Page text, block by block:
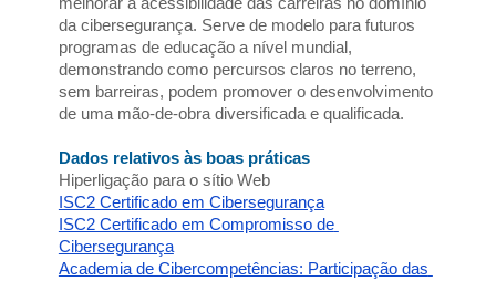
melhorar a acessibilidade das carreiras no domínio
da cibersegurança. Serve de modelo para futuros
programas de educação a nível mundial,
demonstrando como percursos claros no terreno,
sem barreiras, podem promover o desenvolvimento
de uma mão-de-obra diversificada e qualificada.
Dados relativos às boas práticas
Hiperligação para o sítio Web
ISC2 Certificado em Cibersegurança
ISC2 Certificado em Compromisso de
Cibersegurança
Academia de Cibercompetências: Participação das